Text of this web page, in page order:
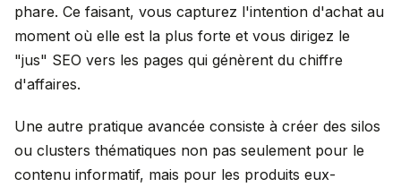
phare. Ce faisant, vous capturez l'intention d'achat au
moment où elle est la plus forte et vous dirigez le
"jus" SEO vers les pages qui génèrent du chiffre
d'affaires.
Une autre pratique avancée consiste à créer des silos
ou clusters thématiques non pas seulement pour le
contenu informatif, mais pour les produits eux-